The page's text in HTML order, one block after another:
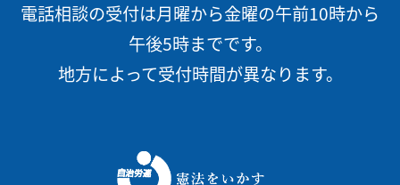
電話相談の受付は月曜から金曜の午前10時から
午後5時までです。
地方によって受付時間が異なります。